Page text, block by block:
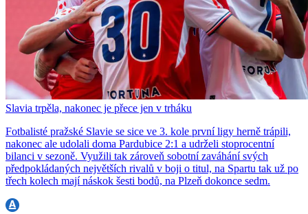
Slavia trpěla, nakonec je přece jen v trháku
Fotbalisté pražské Slavie se sice ve 3. kole první ligy herně trápili,
nakonec ale udolali doma Pardubice 2:1 a udrželi stoprocentní
bilanci v sezoně. Využili tak zároveň sobotní zaváhání svých
předpokládaných největších rivalů v boji o titul, na Spartu tak už po
třech kolech mají náskok šesti bodů, na Plzeň dokonce sedm.